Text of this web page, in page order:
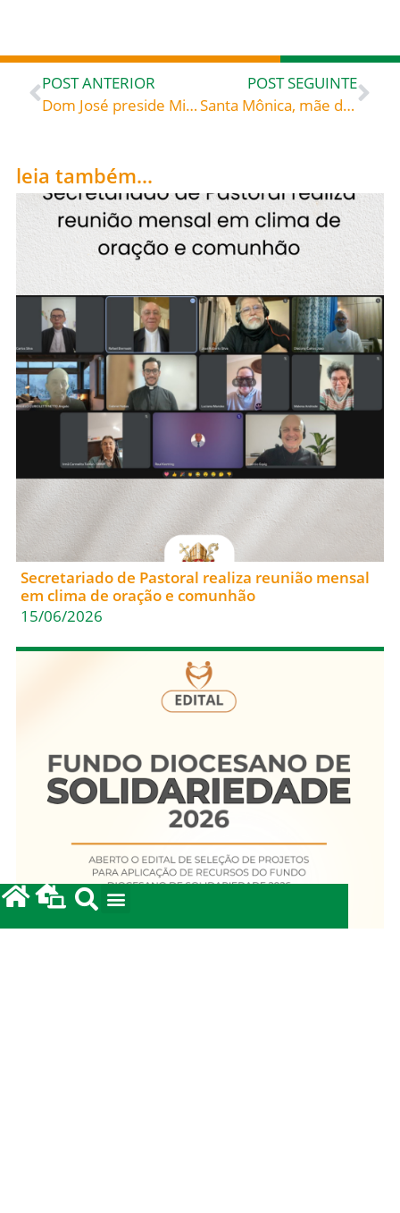
POST ANTERIOR
Dom José preside Missa da Fé na Paróquia Santa Isabel, bairro Progresso, Blumenau
POST SEGUINTE
Santa Mônica, mãe de Santo Agostinho e padroeira das mães cristãs, celebrada hoje, 27, roga por todos nós
leia também...
Secretariado de Pastoral realiza reunião mensal
em clima de oração e comunhão
15/06/2026